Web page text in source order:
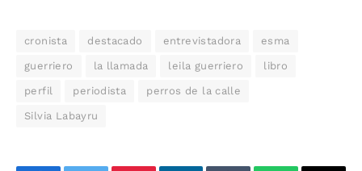
cronista destacado entrevistadora esma
guerriero la llamada leila guerriero libro
perfil periodista perros de la calle
Silvia Labayru